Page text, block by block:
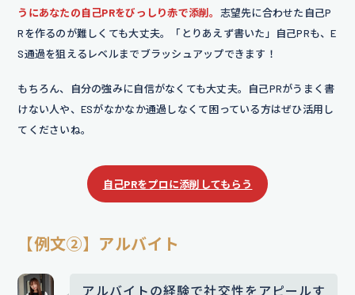
添削コメント｜「声をかける」という抽象的な行
動を、「打ち合わせ」「情報収集」という具体的
とを詳細に説明しています。また、「信頼関係を
築く」という文言を加えることで、エピソードに
深みを持たせました。
加するライブイベントを無事に成功
力者から「また一緒に仕事をした
す。この経験を通じて、相手に配慮
うにあなたの自己PRをびっしり赤で添削。 志望先に合わせた自己P
Rを作るのが難しくても大丈夫。「とりあえず書いた」自己PRも、E
S通過を狙えるレベルまでブラッシュアップできます！
もちろん、自分の強みに自信がなくても大丈夫。自己PRがうまく書
けない人や、ESがなかなか通過しなくて困っている方はぜひ活用し
てくださいね。
自己PRをプロに添削してもらう
【例文②】アルバイト
アルバイトの経験で社交性をアピールす